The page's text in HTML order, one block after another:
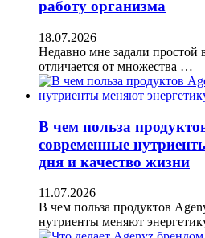
работу организма
18.07.2026
Недавно мне задали простой
отличается от множества …
В чем польза
современные
дня и качество жизни
11.07.2026
В чем польза продуктов
нутриенты меняют